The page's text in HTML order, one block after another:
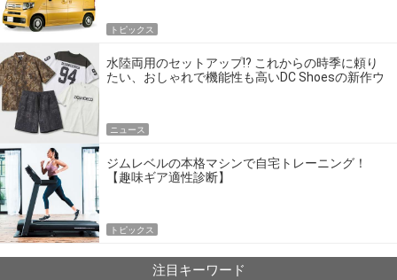
トピックス
水陸両用のセットアップ!? これからの時季に頼り
たい、おしゃれで機能性も高いDC Shoesの新作ウ
ニュース
ジムレベルの本格マシンで自宅トレーニング！
【趣味ギア適性診断】
トピックス
注目キーワード